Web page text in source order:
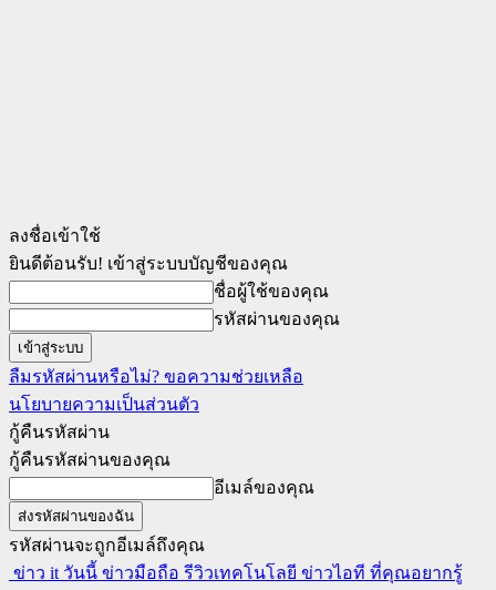
ลงชื่อเข้าใช้
ยินดีต้อนรับ! เข้าสู่ระบบบัญชีของคุณ
ชื่อผู้ใช้ของคุณ
รหัสผ่านของคุณ
ลืมรหัสผ่านหรือไม่? ขอความช่วยเหลือ
นโยบายความเป็นส่วนตัว
กู้คืนรหัสผ่าน
กู้คืนรหัสผ่านของคุณ
อีเมล์ของคุณ
รหัสผ่านจะถูกอีเมล์ถึงคุณ
ข่าว it วันนี้ ข่าวมือถือ รีวิวเทคโนโลยี ข่าวไอที ที่คุณอยากรู้